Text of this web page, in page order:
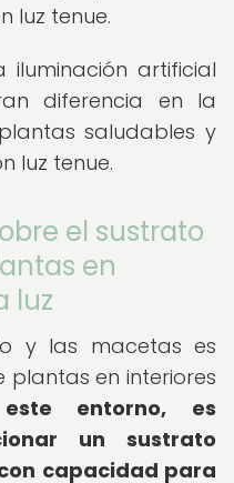
luz tenue.
artificial
diferencia en la
saludables y
luz tenue.
el sustrato
en
luz
y las macetas es
en interiores
entorno, es
un sustrato
capacidad para